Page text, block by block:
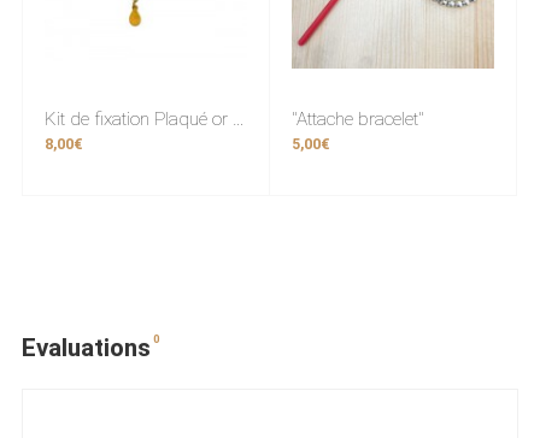
Kit de fixation Plaqué or (fermoir)
8,00€
"Attache bracelet"
5,00€
Evaluations 0